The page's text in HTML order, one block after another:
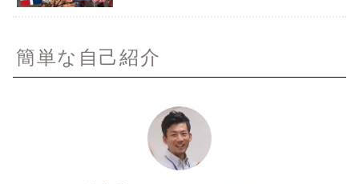
簡単な自己紹介